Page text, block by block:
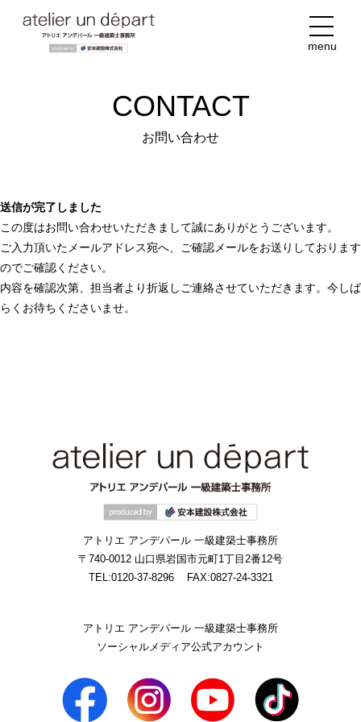
menu
CONTACT
お問い合わせ
送信が完了しました
この度はお問い合わせいただきまして誠にありがとうございます。
ご入力頂いたメールアドレス宛へ、ご確認メールをお送りしております
のでご確認ください。
内容を確認次第、担当者より折返しご連絡させていただきます。今しば
らくお待ちくださいませ。
アトリエ アンデパール 一級建築士事務所
〒740-0012 山口県岩国市元町1丁目2番12号
TEL:0120-37-8296
FAX:0827-24-3321
アトリエ アンデパール 一級建築士事務所
ソーシャルメディア公式アカウント